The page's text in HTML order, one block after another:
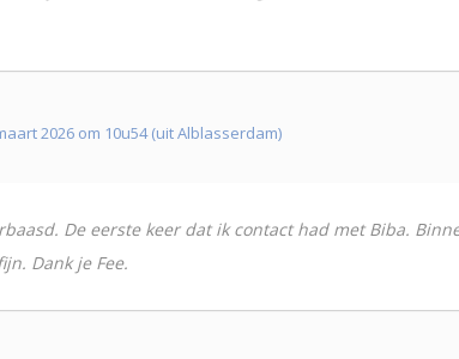
2026 om 10u54 (uit Alblasserdam)
De eerste keer dat ik contact had met Biba.
Dank je Fee.